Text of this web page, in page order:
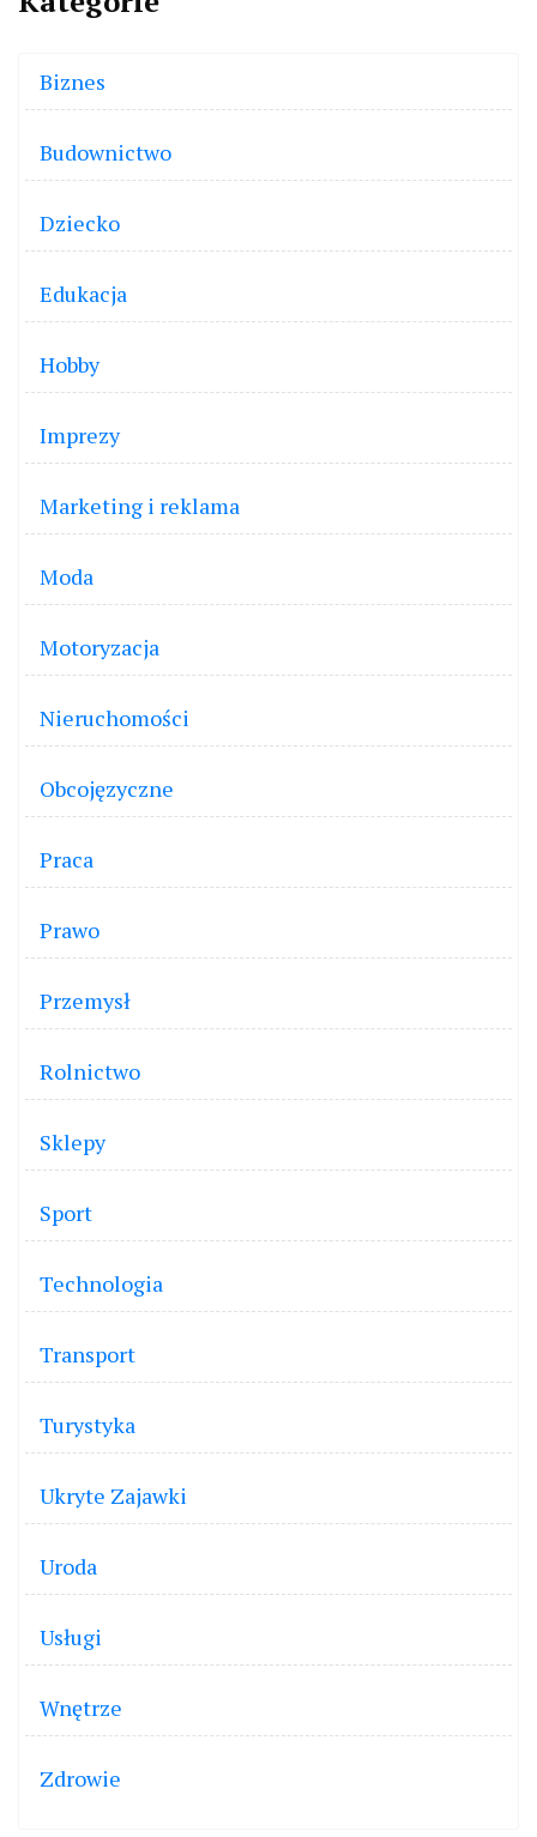
Biznes
Budownictwo
Dziecko
Edukacja
Hobby
Imprezy
Marketing i reklama
Moda
Motoryzacja
Nieruchomości
Obcojęzyczne
Praca
Prawo
Przemysł
Rolnictwo
Sklepy
Sport
Technologia
Transport
Turystyka
Ukryte Zajawki
Uroda
Usługi
Wnętrze
Zdrowie